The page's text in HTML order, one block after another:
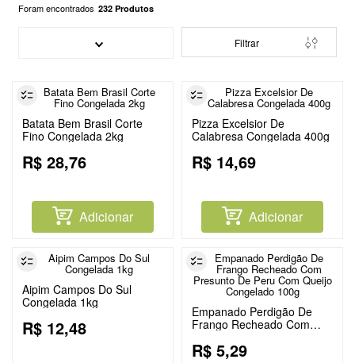
232 Produtos
Filtrar
Batata Bem Brasil Corte
Fino Congelada 2kg
R$ 28,76
Adicionar
Pizza Excelsior De
Calabresa Congelada 400g
R$ 14,69
Adicionar
Aipim Campos Do Sul
Congelada 1kg
R$ 12,48
Empanado Perdigão De
Frango Recheado Com
Queijo Congelado 100g
R$ 5,29
8º arroz